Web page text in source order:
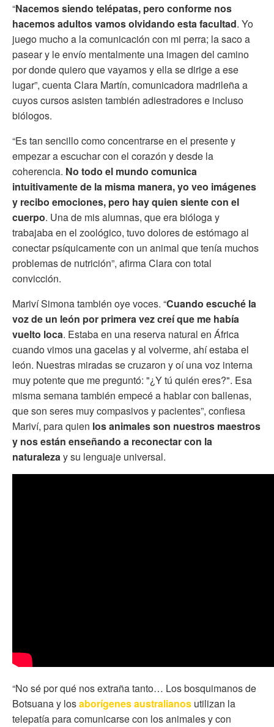
“Nacemos siendo telépatas, pero conforme nos
hacemos adultos vamos olvidando esta facultad. Yo
juego mucho a la comunicación con mi perra; la saco a
pasear y le envío mentalmente una imagen del camino
por donde quiero que vayamos y ella se dirige a ese
lugar”, cuenta Clara Martín, comunicadora madrileña a
cuyos cursos asisten también adiestradores e incluso
biólogos.
“Es tan sencillo como concentrarse en el presente y
empezar a escuchar con el corazón y desde la
coherencia. No todo el mundo comunica
intuitivamente de la misma manera, yo veo imágenes
y recibo emociones, pero hay quien siente con el
cuerpo. Una de mis alumnas, que era bióloga y
trabajaba en el zoológico, tuvo dolores de estómago al
conectar psíquicamente con un animal que tenía muchos
problemas de nutrición”, afirma Clara con total
convicción.
Mariví Simona también oye voces. “Cuando escuché la
voz de un león por primera vezcreí que me había
vuelto loca. Estaba en una reserva natural en África
cuando vimos una gacelas y al volverme, ahí estaba el
león. Nuestras miradas se cruzaron y oí una voz interna
muy potente que me preguntó: "¿Y tú quién eres?". Esa
misma semana también empecé a hablar con ballenas,
que son seres muy compasivos y pacientes”, confiesa
Mariví, para quien los animales son nuestros maestros
y nos están enseñando a reconectar con la
naturalezay su lenguaje universal.
“No sé por qué nos extraña tanto… Los bosquimanos de
Botsuana y losaborígenes australianos utilizan la
telepatía para comunicarse con los animales y con